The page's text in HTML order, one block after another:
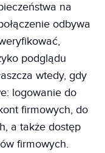
na
odbywa
podglądu
wtedy, gdy
logowanie do
firmowych, do
a także dostęp
firmowych.